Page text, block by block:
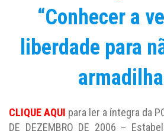
“Conhecer a
liberdade para
CLIQUE AQUI para ler a íntegra da
DE DEZEMBRO DE 2006 –